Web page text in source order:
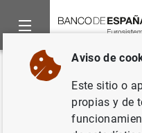
Inicio Noticias y eventos
Volver
El BCE
de capital
Aviso de
Este sitio o
propias y de